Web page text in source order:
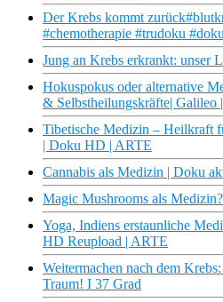
Der Krebs kommt
#chemotherapie #trudoku
Jung an Krebs erkrankt: unser
Hokuspokus oder alternative
& Selbstheilungskräfte| Galileo
Tibetische Medizin – Heilkraft
| Doku HD | ARTE
Cannabis als Medizin | Doku
Magic Mushrooms als Medizin?
Yoga, Indiens erstaunliche
HD Reupload | ARTE
Weitermachen nach dem
Traum! I 37 Grad